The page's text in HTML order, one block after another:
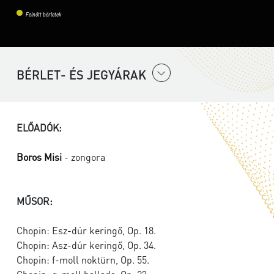
Felnőtt bérletek
BÉRLET- ÉS JEGYÁRAK
ELŐADÓK:
Boros Misi - zongora
MŰSOR:
Chopin: Esz-dúr keringő, Op. 18.
Chopin: Asz-dúr keringő, Op. 34.
Chopin: f-moll noktürn, Op. 55.